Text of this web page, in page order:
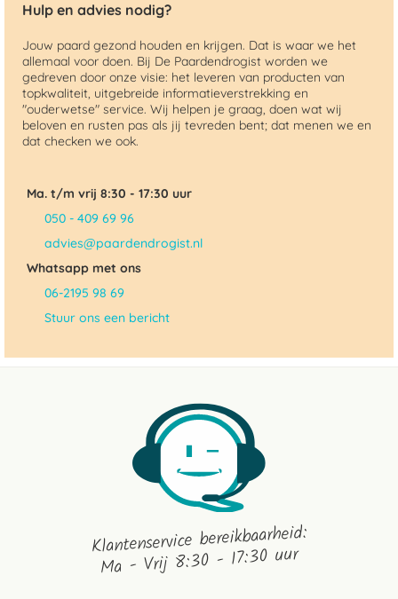
Hulp en advies nodig?
Jouw paard gezond houden en krijgen. Dat is waar we het
allemaal voor doen. Bij De Paardendrogist worden we
gedreven door onze visie: het leveren van producten van
topkwaliteit, uitgebreide informatieverstrekking en
"ouderwetse" service. Wij helpen je graag, doen wat wij
beloven en rusten pas als jij tevreden bent; dat menen we en
dat checken we ook.
Ma. t/m vrij 8:30 - 17:30 uur
050 - 409 69 96
advies@paardendrogist.nl
Whatsapp met ons
06-2195 98 69
Stuur ons een bericht
Klantenservice bereikbaarheid:
Ma - Vrij 8:30 - 17:30 uur